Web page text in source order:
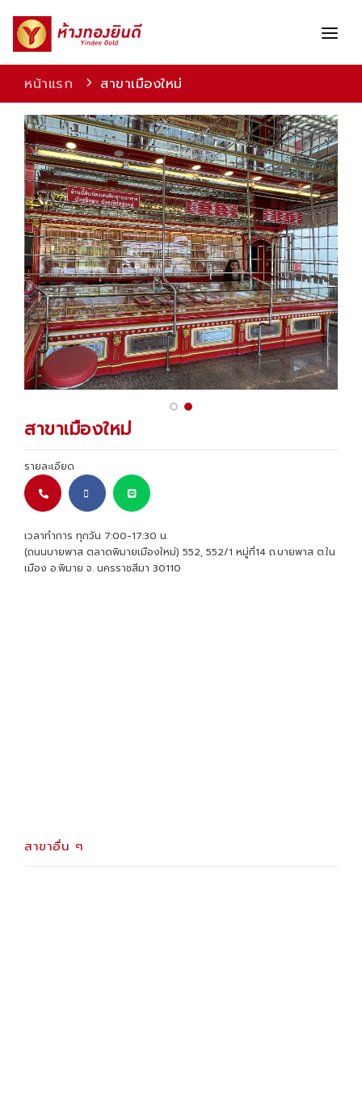
สินค้า
บริการ
โปรโมชัน
หน้าแรก สาขาเมืองใหม่
สาขาเมืองใหม่
รายละเอียด
เวลาทำการ ทุกวัน 7:00-17:30 น.
(ถนนบายพาส ตลาดพิมายเมืองใหม่) 552, 552/1 หมู่ที่14 ถ.บายพาส ต.ใน
เมือง อ.พิมาย จ. นครราชสีมา 30110
สาขาอื่น ๆ